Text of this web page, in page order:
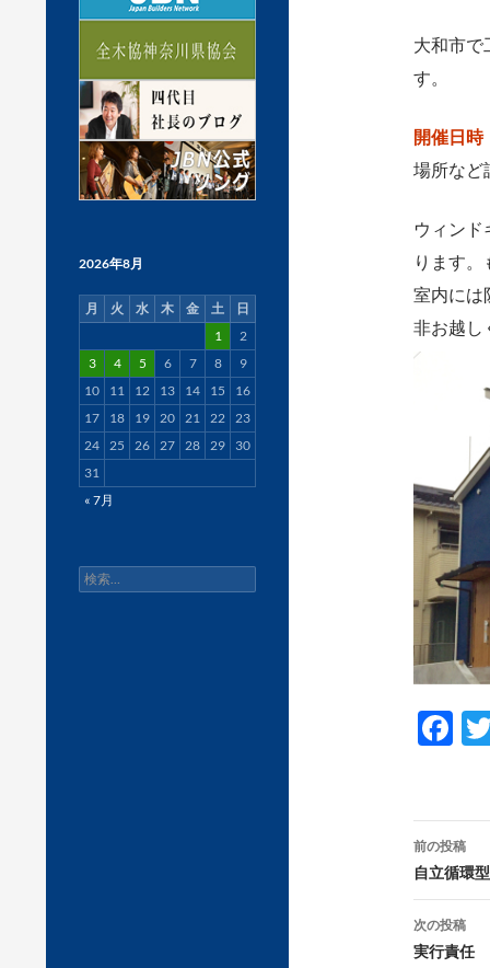
大和市で
す。
開催日
場所など
ウィンド
ります。
室内には
非お越し
F
b
o
o
k
投
稿
ナ
ビ
前の投稿
自立循環
次の投稿
実行責任
2026年8月
月 火 水 木 金 土
日
1
2
3
4 5 6 7 8
9
10
11 12 13 14 15
16
17
18 19 20 21 22
23
24
25 26 27 28 29
30
31
« 7月
検
索: